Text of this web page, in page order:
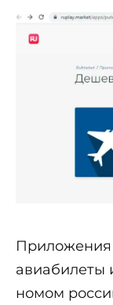
Приложения
авиабилеты
номом